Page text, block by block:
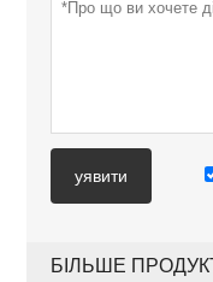
уявити
БІЛЬШЕ